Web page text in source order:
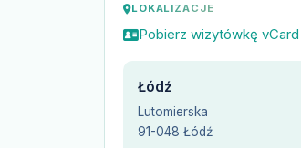
LOKALIZACJE
Pobierz wizytówkę vCard
Łódź
Lutomierska
91-048 Łódź